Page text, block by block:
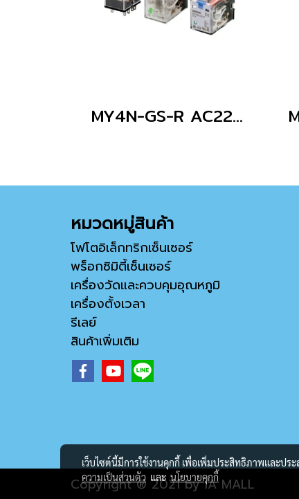
MY4N-GS-R AC220/240
หมวดหมู่สินค้า
โฟโตอิเล็กทริกเซ็นเซอร์
พร็อกซิมิตี้เซ็นเซอร์
เครื่องวัดและควบคุมอุณหภูมิ
เครื่องตั้งเวลา
รีเลย์
สินค้าเพิ่มเติม
Copyright ® 2021 by IA MALL
เว็บไซต์นี้มีการใช้งานคุกกี้ เพื่อเพิ่มประสิทธิภาพและปร
ความเป็นส่วนตัว และนโยบายคุกกี้